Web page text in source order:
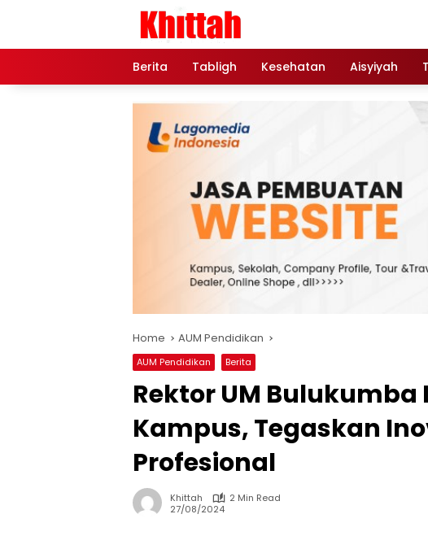
Berita Tabligh Kesehatan Aisyiyah
Home AUM Pendidikan
AUM Pendidikan Berita
Rektor UM
Kampus, Tegaskan
Profesional
Khittah
2 Min Read
27/08/2024